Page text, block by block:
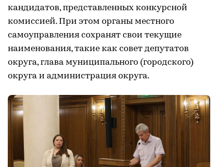
кандидатов, представленных конкурсной
комиссией. При этом органы местного
самоуправления сохранят свои текущие
наименования, такие как совет депутатов
округа, глава муниципального (городского)
округа и администрация округа.